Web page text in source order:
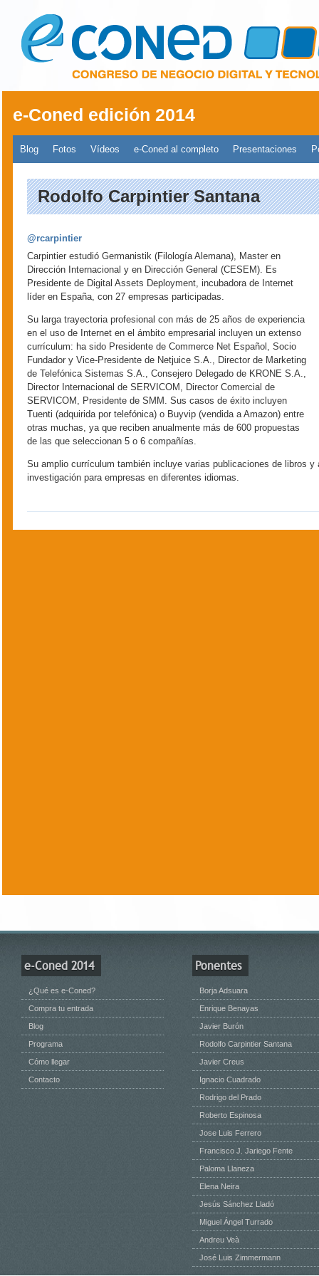
e-Coned edición 2014
Menú principal 2014
Blog Fotos Vídeos e-Coned al completo Presentaciones
Rodolfo Carpintier Santana
@rcarpintier
Carpintier estudió Germanistik (Filología Alemana), Master en
Dirección Internacional y en Dirección General (CESEM). Es
Presidente de Digital Assets Deployment, incubadora de Internet
líder en España, con 27 empresas participadas.
Su larga trayectoria profesional con más de 25 años de experiencia
en el uso de Internet en el ámbito empresarial incluyen un extenso
currículum: ha sido Presidente de Commerce Net Español, Socio
Fundador y Vice-Presidente de Netjuice S.A., Director de Marketing
de Telefónica Sistemas S.A., Consejero Delegado de KRONE S.A.,
Director Internacional de SERVICOM, Director Comercial de
SERVICOM, Presidente de SMM. Sus casos de éxito incluyen
Tuenti (adquirida por telefónica) o Buyvip (vendida a Amazon) entre
otras muchas, ya que reciben anualmente más de 600 propuestas
de las que seleccionan 5 o 6 compañías.
Su amplio currículum también incluye varias publicaciones de libros
investigación para empresas en diferentes idiomas.
e-Coned 2014
¿Qué es e-Coned?
Compra tu entrada
Blog
Programa
Cómo llegar
Contacto
Ponentes
Borja Adsuara
Enrique Benayas
Javier Burón
Rodolfo Carpintier Santana
Javier Creus
Ignacio Cuadrado
Rodrigo del Prado
Roberto Espinosa
Jose Luis Ferrero
Francisco J. Jariego Fente
Paloma Llaneza
Elena Neira
Jesús Sánchez Lladó
Miguel Ángel Turrado
Andreu Veà
José Luis Zimmermann